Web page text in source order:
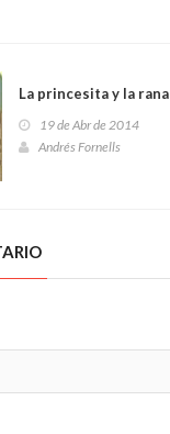
La princesita y la rana
19 de Abr de 2014
Andrés Fornells